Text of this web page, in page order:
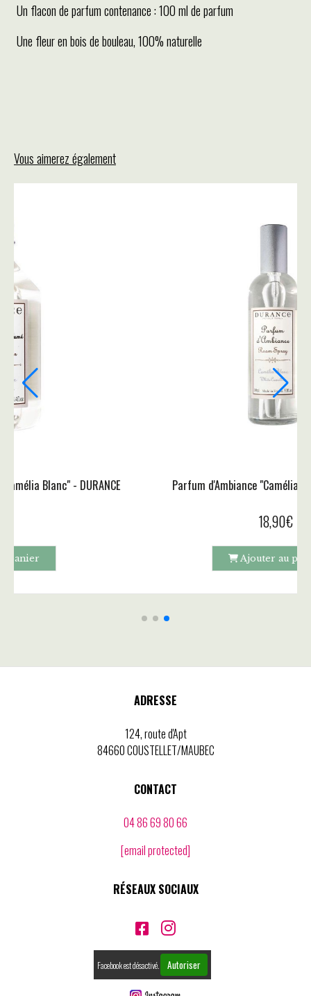
Un flacon de parfum contenance : 100 ml de parfum
Une fleur en bois de bouleau, 100% naturelle
Vous aimerez également
"Camélia Blanc" - DURANCE
Ajouter au panier
ADRESSE
124, route d'Apt
84660 COUSTELLET/MAUBEC
CONTACT
04 86 69 80 66
[email protected]
RÉSEAUX SOCIAUX
 
Facebook est désactivé. Autoriser